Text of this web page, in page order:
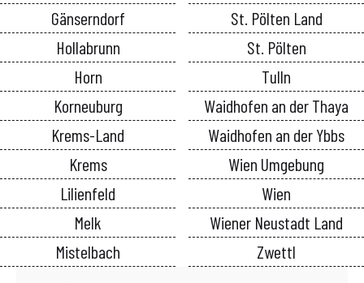
Gänserndorf
Hollabrunn
Horn
Korneuburg
Krems-Land
Krems
Lilienfeld
Melk
Mistelbach
St. Pölten Land
St. Pölten
Tulln
Waidhofen an der Thaya
Waidhofen an der Ybbs
Wien Umgebung
Wien
Wiener Neustadt Land
Zwettl